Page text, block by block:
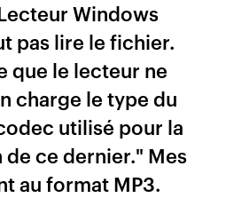
Windows
pas lire le fichier.
que le lecteur ne
charge le type du
utilisé pour la
ce dernier." Mes
au format MP3.